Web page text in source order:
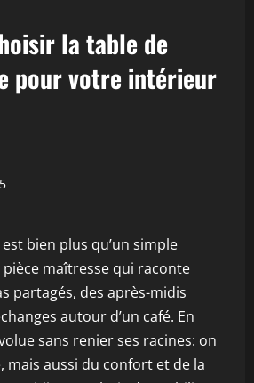
la table de
pour votre intérieur
bien plus qu’un simple
pièce maîtresse qui raconte
partagés, des après-midis
autour d’un café. En
sans renier ses racines: on
mais aussi du confort et de la